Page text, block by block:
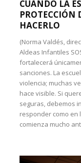
CUANDO LA
PROTECCIÓN
HACERLO
(Norma Valdés,
Aldeas Infantiles
fortalecerá
sanciones. La
violencia; muchas
hace visible. Si
seguras, debemos
responder como en
comienza mucho